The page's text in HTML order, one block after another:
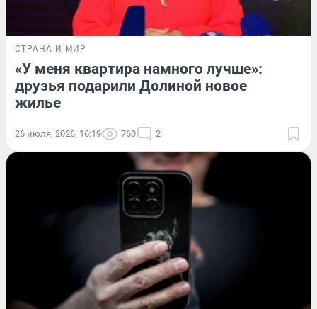
СТРАНА И МИР
«У меня квартира намного лучше»:
друзья подарили Долиной новое
жилье
26 июля, 2026, 16:19 760 2